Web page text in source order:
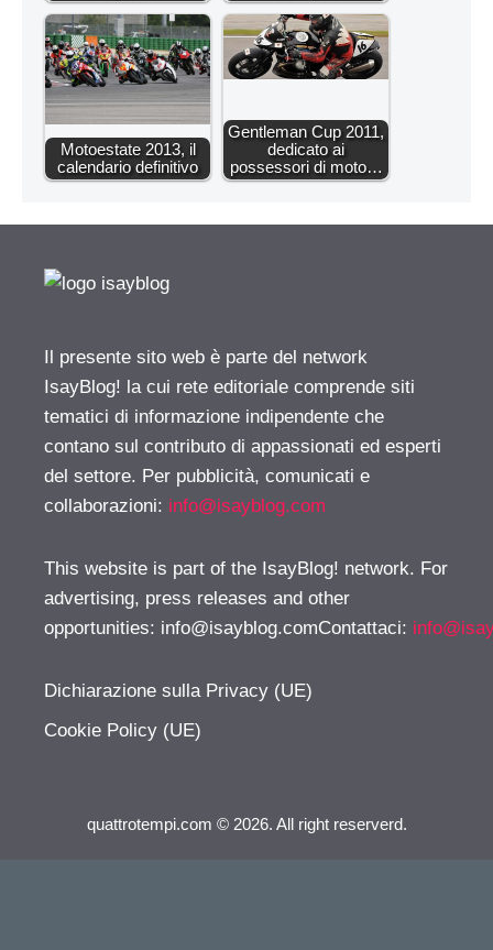
Motoestate 2013, il
calendario definitivo
Gentleman Cup 2011,
dedicato ai
possessori di moto…
Il presente sito web è parte del network
IsayBlog! la cui rete editoriale comprende siti
tematici di informazione indipendente che
contano sul contributo di appassionati ed esperti
del settore. Per pubblicità, comunicati e
collaborazioni: info@isayblog.com
This website is part of the IsayBlog! network. For
advertising, press releases and other
opportunities: info@isayblog.comContattaci:
Dichiarazione sulla Privacy (UE)
Cookie Policy (UE)
quattrotempi.com © 2026. All right reserverd.